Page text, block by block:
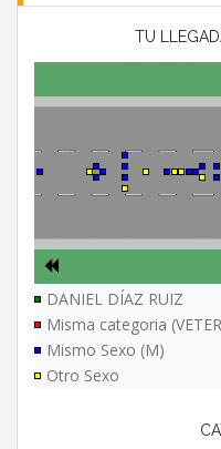
TU
DANIEL DÍAZ RUIZ
Misma categoria
Mismo Sexo (M)
Otro Sexo